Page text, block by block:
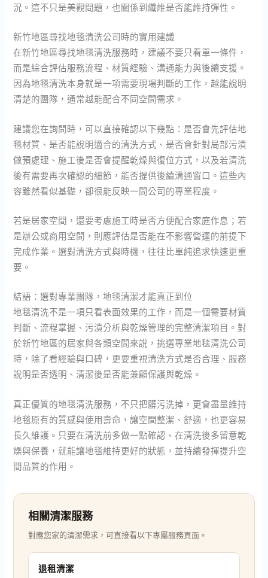
況。這不只是美觀問題，也關係到纖維是否能維持彈性。
新竹地區尋找地毯清洗公司時的實用建議
在新竹地區尋找地毯清洗服務時，建議不要只看單一條件，
而是綜合評估服務流程、材質經驗、溝通能力與後續支援。
因為地毯清洗本身就是一項需要現場判斷的工作，越能說明
清楚的團隊，通常越能配合不同空間需求。
建議您在詢問時，可以直接確認以下幾點：是否會先評估地
毯材質、是否能說明適合的清洗方式、是否會針對局部污漬
做預處理、施工後是否會提醒乾燥與復位方式，以及若清洗
後有需要再次確認的細節，能否提供後續溝通窗口。這些內
容雖然看似基礎，卻很能反映一間公司的專業程度。
若是居家空間，還要考慮施工時是否方便配合家庭作息；若
是辦公或商用空間，則應評估是否能在不影響營運的前提下
完成作業。選對清洗方式與時機，往往比單純追求快速更重
要。
結語：選對專業團隊，地毯清潔才能真正到位
地毯清洗不是一項只看表面效果的工作，而是一個需要材質
判斷、流程掌握、污漬分析與乾燥管理的完整清潔項目。對
於新竹地區的居家與各類空間來說，挑選專業地毯清洗公司
時，除了看經驗與口碑，更要重視清洗方式是否合理、服務
說明是否透明、清潔後是否能兼顧保護與乾燥。
真正優質的地毯清洗服務，不只把髒污洗掉，更會盡量維持
地毯原有的質感與使用壽命，讓空間整潔、舒適，也更容易
長久維護。只要在清洗前多做一點確認、在清洗後多留意乾
燥與保養，就能讓地毯維持更好的狀態，並持續發揮提升空
間品質的作用。
相關清潔服務
對應您家的清潔需求，可直接看以下專屬服務頁面。
退租清潔